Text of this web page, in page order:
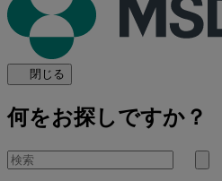
閉じる
何をお探しですか？
を
検